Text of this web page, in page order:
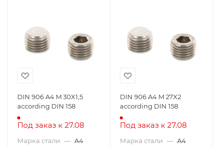
DIN 906 A4 M 30X1,5
according DIN 158
Под заказ к 27.08
Марка стали — A4
DIN 906 A4 M 27X2
according DIN 158
Под заказ к 27.08
Марка стали — A4